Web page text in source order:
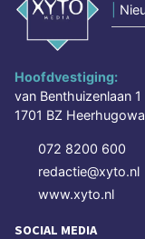
Hoofdvestiging:
van Benthuizenlaan 1
1701 BZ
072 8200 600
redactie@xyto.nl
www.xyto.nl
SOCIAL MEDIA